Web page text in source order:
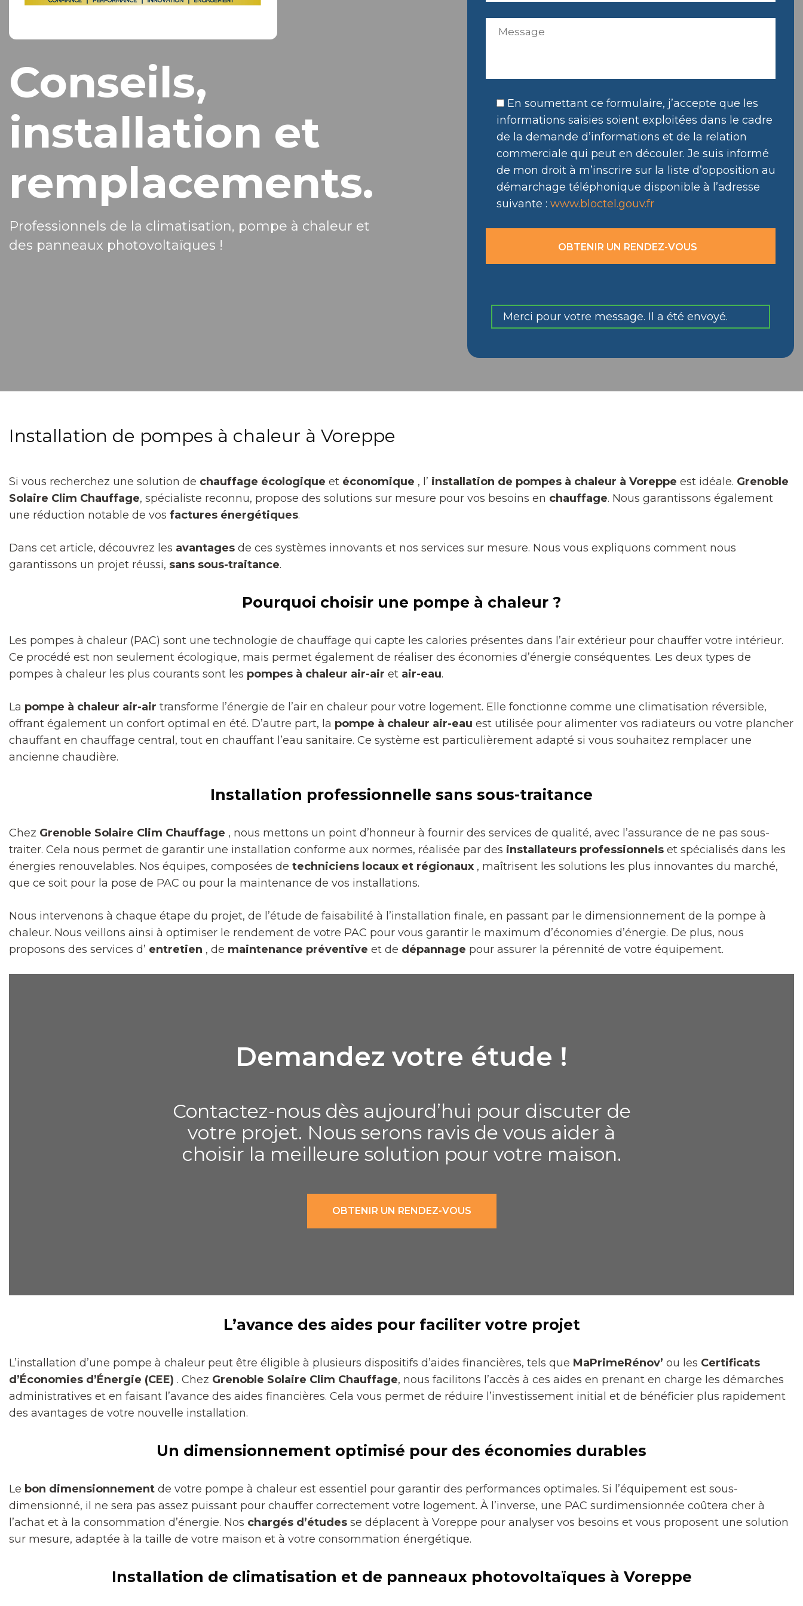
Conseils,
installation et
remplacements.
Professionnels de la climatisation, pompe à chaleur et
des panneaux photovoltaïques !
En soumettant ce formulaire, j’accepte que les
informations saisies soient exploitées dans le cadre
de la demande d’informations et de la relation
commerciale qui peut en découler. Je suis informé
de mon droit à m’inscrire sur la liste d’opposition au
démarchage téléphonique disponible à l’adresse
suivante : www.bloctel.gouv.fr
Merci pour votre message. Il a été envoyé.
Installation de pompes à chaleur à Voreppe
Si vous recherchez une solution de chauffage écologique et économique , l’ installation de pompes à chaleur à Voreppe est idéale. Grenoble
Solaire Clim Chauffage, spécialiste reconnu, propose des solutions sur mesure pour vos besoins en chauffage. Nous garantissons également
une réduction notable de vos factures énergétiques.
Dans cet article, découvrez les avantages de ces systèmes innovants et nos services sur mesure. Nous vous expliquons comment nous
garantissons un projet réussi, sans sous-traitance.
Pourquoi choisir une pompe à chaleur ?
Les pompes à chaleur (PAC) sont une technologie de chauffage qui capte les calories présentes dans l’air extérieur pour chauffer votre intérieur.
Ce procédé est non seulement écologique, mais permet également de réaliser des économies d’énergie conséquentes. Les deux types de
pompes à chaleur les plus courants sont les pompes à chaleur air-air et air-eau.
La pompe à chaleur air-air transforme l’énergie de l’air en chaleur pour votre logement. Elle fonctionne comme une climatisation réversible,
offrant également un confort optimal en été. D’autre part, la pompe à chaleur air-eau est utilisée pour alimenter vos radiateurs ou votre plancher
chauffant en chauffage central, tout en chauffant l’eau sanitaire. Ce système est particulièrement adapté si vous souhaitez remplacer une
ancienne chaudière.
Installation professionnelle sans sous-traitance
Chez Grenoble Solaire Clim Chauffage , nous mettons un point d’honneur à fournir des services de qualité, avec l’assurance de ne pas sous-
traiter. Cela nous permet de garantir une installation conforme aux normes, réalisée par des installateurs professionnels et spécialisés dans les
énergies renouvelables. Nos équipes, composées de techniciens locaux et régionaux , maîtrisent les solutions les plus innovantes du marché,
que ce soit pour la pose de PAC ou pour la maintenance de vos installations.
Nous intervenons à chaque étape du projet, de l’étude de faisabilité à l’installation finale, en passant par le dimensionnement de la pompe à
chaleur. Nous veillons ainsi à optimiser le rendement de votre PAC pour vous garantir le maximum d’économies d’énergie. De plus, nous
proposons des services d’ entretien , de maintenance préventive et de dépannage pour assurer la pérennité de votre équipement.
Demandez votre étude !
Contactez-nous dès aujourd’hui pour discuter de
votre projet. Nous serons ravis de vous aider à
choisir la meilleure solution pour votre maison.
OBTENIR UN RENDEZ-VOUS
L’avance des aides pour faciliter votre projet
L’installation d’une pompe à chaleur peut être éligible à plusieurs dispositifs d’aides financières, tels que MaPrimeRénov’ ou les Certificats
d’Économies d’Énergie (CEE) . Chez Grenoble Solaire Clim Chauffage, nous facilitons l’accès à ces aides en prenant en charge les démarches
administratives et en faisant l’avance des aides financières. Cela vous permet de réduire l’investissement initial et de bénéficier plus rapidement
des avantages de votre nouvelle installation.
Un dimensionnement optimisé pour des économies durables
Le bon dimensionnement de votre pompe à chaleur est essentiel pour garantir des performances optimales. Si l’équipement est sous-
dimensionné, il ne sera pas assez puissant pour chauffer correctement votre logement. À l’inverse, une PAC surdimensionnée coûtera cher à
l’achat et à la consommation d’énergie. Nos chargés d’études se déplacent à Voreppe pour analyser vos besoins et vous proposent une solution
sur mesure, adaptée à la taille de votre maison et à votre consommation énergétique.
Installation de climatisation et de panneaux photovoltaïques à Voreppe